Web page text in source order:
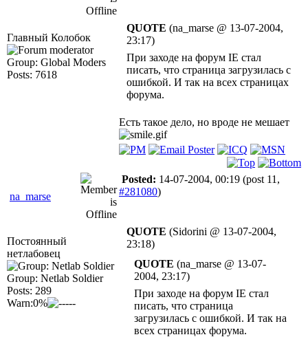
Главный Колобок
Group: Global Moders
Posts: 7618
QUOTE (na_marse @ 13-07-2004,
23:17)
При заходе на форум IE стал
писать, что страница загрузилась с
ошибкой. И так на всех страницах
форума.
Есть такое дело, но вроде не мешает
na_marse
Posted: 14-07-2004, 00:19 (post 11,
#281080)
Постоянный
нетлабовец
Group: Netlab Soldier
Posts: 289
Warn:0%
QUOTE (Sidorini @ 13-07-2004,
23:18)
QUOTE (na_marse @ 13-07-
2004, 23:17)
При заходе на форум IE стал
писать, что страница
загрузилась с ошибкой. И так на
всех страницах форума.